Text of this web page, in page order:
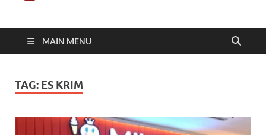
MAIN MENU
TAG: ES KRIM